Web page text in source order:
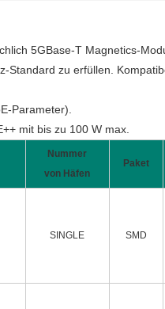
5GBase-T Magnetics-
zu erfüllen.
Parameter).
mit bis zu 100 W max.
Nummer
von Häfen
Paket
SINGLE SMD